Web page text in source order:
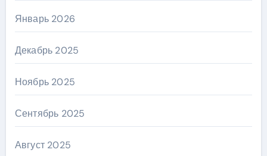
Январь 2026
Декабрь 2025
Ноябрь 2025
Сентябрь 2025
Август 2025